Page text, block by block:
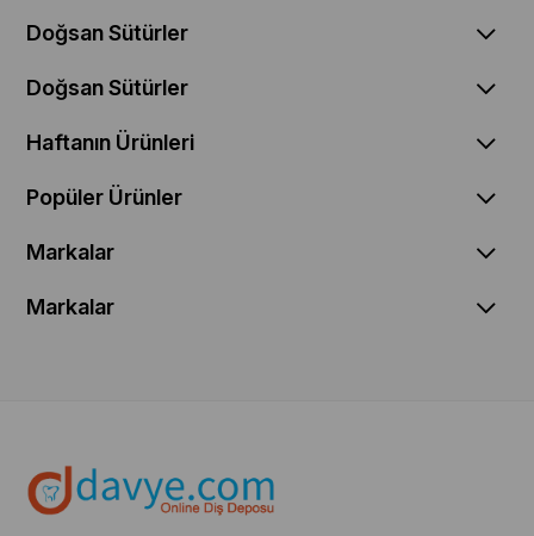
Doğsan Sütürler
Doğsan Sütürler
Haftanın Ürünleri
Popüler Ürünler
Markalar
Markalar